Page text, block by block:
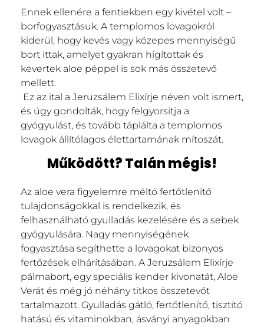
Ennek ellenére a fentiekben egy kivétel volt –
borfogyasztásuk. A templomos lovagokról
kiderül, hogy kevés vagy közepes mennyiségű
bort ittak, amelyet gyakran hígítottak és
kevertek aloe péppel is sok más összetevő
mellett.
Ez az ital a Jeruzsálem Elixírje néven volt ismert,
és úgy gondolták, hogy felgyorsítja a
gyógyulást, és tovább táplálta a templomos
lovagok állítólagos élettartamának mítoszát.
Működött? Talán mégis!
Az aloe vera figyelemre méltó fertőtlenítő
tulajdonságokkal is rendelkezik, és
felhasználható gyulladás kezelésére és a sebek
gyógyulására. Nagy mennyiségének
fogyasztása segíthette a lovagokat bizonyos
fertőzések elhárításában. A Jeruzsálem Elixírje
pálmabort, egy speciális kender kivonatát, Aloe
Verát és még jó néhány titkos összetevőt
tartalmazott. Gyulladás gátló, fertőtlenítő, tisztító
hatású és vitaminokban, ásványi anyagokban